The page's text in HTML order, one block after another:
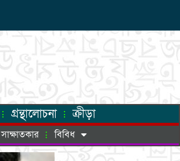
গ্রন্থালোচনা ক্রীড়া
সাক্ষাতকার বিবিধ